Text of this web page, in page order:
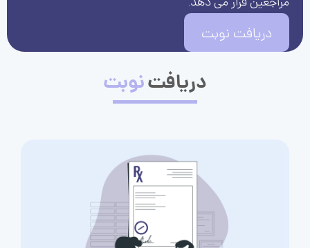
دریافت نوبت
دریافتنوبت